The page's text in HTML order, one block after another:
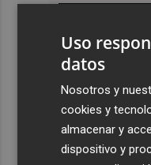
Uso
datos
Nosotros y
cookies y
almacenar y
dispositivo y